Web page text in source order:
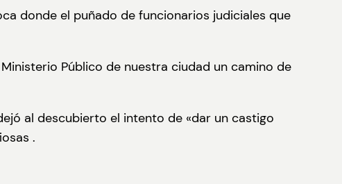
donde el puñado de funcionarios judiciales que
Público de nuestra ciudad un camino de
al descubierto el intento de «dar un castigo
.